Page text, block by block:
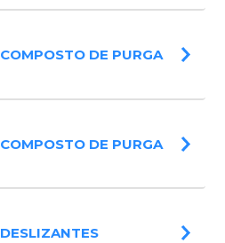
COMPOSTO DE PURGA
COMPOSTO DE PURGA
DESLIZANTES